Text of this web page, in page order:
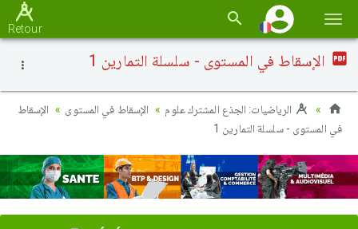
la
Retour
الإسقاط في المستوى - سلسلة التمارين 1
الرياضيات: الجذع المشترك علوم الإسقاط في المستوى
الإسقاط
في المستوى - سلسلة التمارين 1